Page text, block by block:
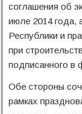
соглашения об
июле 2014 года,
Республики и
при
подписанного в
Обе стороны
рамках